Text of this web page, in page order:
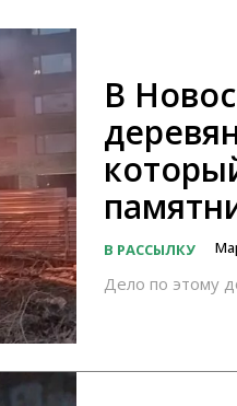
В
В РАССЫЛКУ
Дело по этому